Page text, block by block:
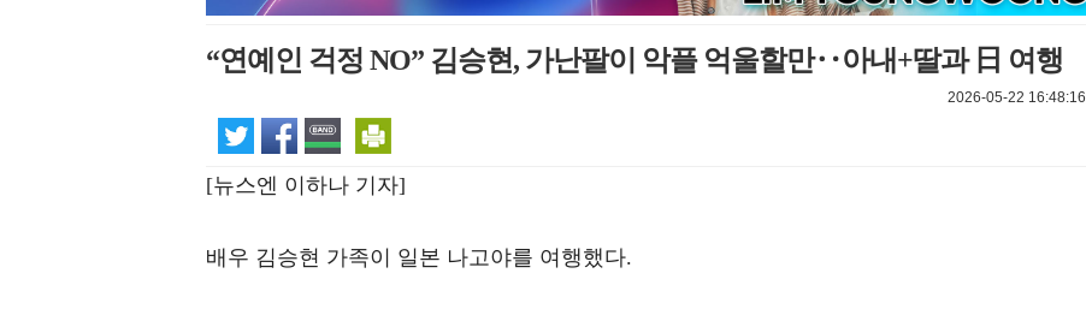
“연예인 걱정 NO” 김승현, 가난팔이 악플 억울할만‥아내+딸과 日 여행
2026-05-22 16:48:16
[뉴스엔 이하나 기자]
배우 김승현 가족이 일본 나고야를 여행했다.